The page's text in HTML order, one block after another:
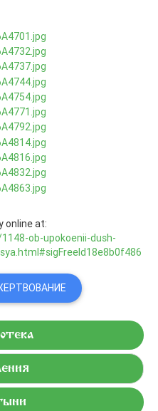
online at:
ob-upokoenii-dush-